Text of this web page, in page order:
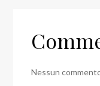
Nessun